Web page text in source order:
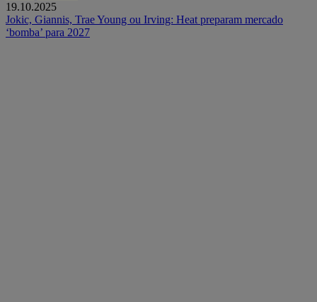
19.10.2025
Jokic, Giannis, Trae Young ou Irving: Heat preparam mercado
‘bomba’ para 2027